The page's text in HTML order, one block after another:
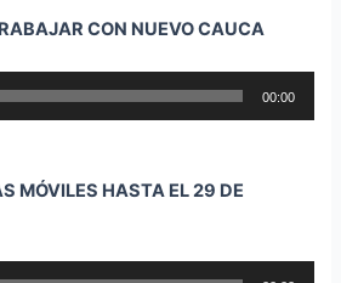
CON NUEVO CAUCA
00:00
MÓVILES HASTA EL 29 DE